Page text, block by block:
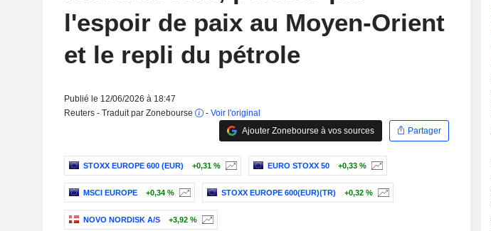
l'espoir de paix au Moyen-Orient
et le repli du pétrole
Publié le 12/06/2026 à 18:47
Reuters - Traduit par Zonebourse
- Voir l'original
Ajouter Zonebourse à vos sources
Partager
STOXX EUROPE 600 (EUR) +0,31 % EURO STOXX 50 +0,33 %
MSCI EUROPE +0,34 % STOXX EUROPE 600(EUR)(TR) +0,32 %
NOVO NORDISK A/S +3,92 %